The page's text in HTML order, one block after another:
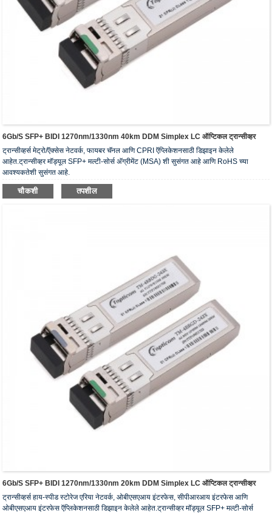
6Gb/s SFP+ BIDI 1270nm/1330nm 40km DDM Simplex LC ऑप्टिकल ट्रान्सीव्हर
ट्रान्सीव्हर्स मेट्रो/ऍक्सेस नेटवर्क, फायबर चॅनल आणि CPRI ऍप्लिकेशनसाठी डिझाइन केलेले
आहेत.ट्रान्सीव्हर मॉड्यूल SFP+ मल्टी-सोर्स अ‍ॅग्रीमेंट (MSA) शी सुसंगत आहे आणि RoHS च्या
आवश्यकतेशी सुसंगत आहे.
चौकशी तपशील
6Gb/s SFP+ BIDI 1270nm/1330nm 20km DDM Simplex LC ऑप्टिकल ट्रान्सीव्हर
ट्रान्सीव्हर्स हाय-स्पीड स्टोरेज एरिया नेटवर्क, ओबीएसएआय इंटरफेस, सीपीआरआय इंटरफेस आणि
ओबीएसएआय इंटरफेस ऍप्लिकेशनसाठी डिझाइन केलेले आहेत.ट्रान्सीव्हर मॉड्यूल SFP+ मल्टी-सोर्स